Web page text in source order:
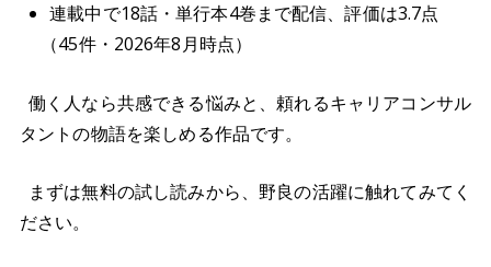
連載中で18話・単行本4巻まで配信、評価は3.7点
（45件・2026年8月時点）
働く人なら共感できる悩みと、頼れるキャリアコンサル
タントの物語を楽しめる作品です。
まずは無料の試し読みから、野良の活躍に触れてみてく
ださい。